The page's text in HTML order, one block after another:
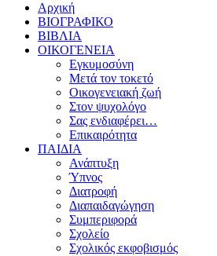
Αρχική
ΒΙΟΓΡΑΦΙΚΟ
ΒΙΒΛΙΑ
ΟΙΚΟΓΕΝΕΙΑ
Εγκυμοσύνη
Μετά τον τοκετό
Οικογενειακή ζωή
Στον ψυχολόγο
Σας ενδιαφέρει…
Επικαιρότητα
ΠΑΙΔΙΑ
Ανάπτυξη
Ύπνος
Διατροφή
Διαπαιδαγώγηση
Συμπεριφορά
Σχολείο
Σχολικός εκφοβισμός